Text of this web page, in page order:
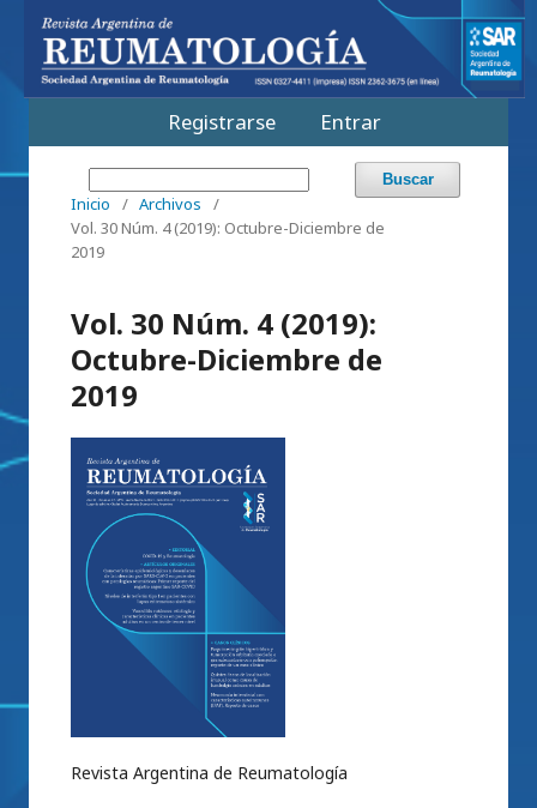
Registrarse Entrar
Buscar
Inicio / Archivos
/
Vol. 30 Núm. 4 (2019): Octubre-Diciembre de
2019
Vol. 30 Núm. 4 (2019):
Octubre-Diciembre de
2019
Revista Argentina de Reumatología